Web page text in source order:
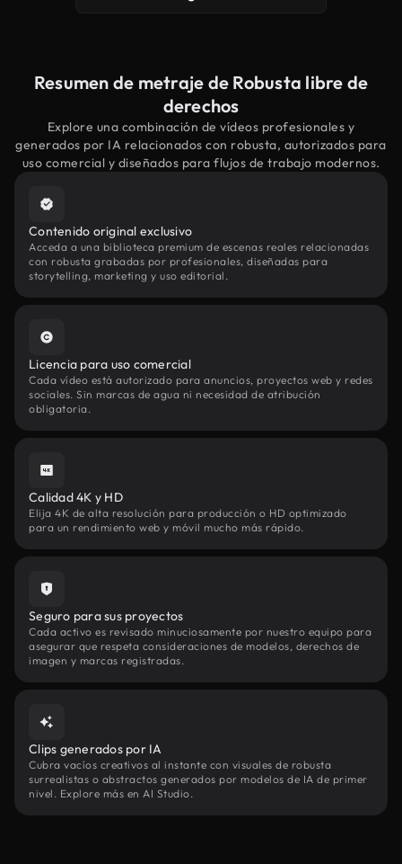
Resumen de metraje de Robusta libre de
derechos
Explore una combinación de vídeos profesionales y
generados por IA relacionados con robusta, autorizados para
uso comercial y diseñados para flujos de trabajo modernos.
Contenido original exclusivo
Acceda a una biblioteca premium de escenas reales relacionadas
con robusta grabadas por profesionales, diseñadas para
storytelling, marketing y uso editorial.
Licencia para uso comercial
Cada vídeo está autorizado para anuncios, proyectos web y redes
sociales. Sin marcas de agua ni necesidad de atribución
obligatoria.
Calidad 4K y HD
Elija 4K de alta resolución para producción o HD optimizado
para un rendimiento web y móvil mucho más rápido.
Seguro para sus proyectos
Cada activo es revisado minuciosamente por nuestro equipo para
asegurar que respeta consideraciones de modelos, derechos de
imagen y marcas registradas.
Clips generados por IA
Cubra vacíos creativos al instante con visuales de robusta
surrealistas o abstractos generados por modelos de IA de primer
nivel. Explore más en AI Studio.